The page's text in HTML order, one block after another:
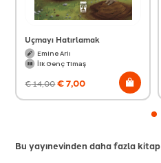
Uçmayı Hatırlamak
Emine Arlı
İlk Genç Timaş
€14,00€7,00
Bu yayınevinden daha fazla kitap